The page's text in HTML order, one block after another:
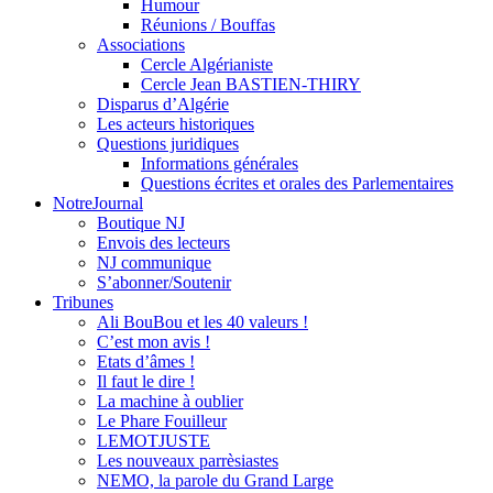
Humour
Réunions / Bouffas
Associations
Cercle Algérianiste
Cercle Jean BASTIEN-THIRY
Disparus d’Algérie
Les acteurs historiques
Questions juridiques
Informations générales
Questions écrites et orales des Parlementaires
NotreJournal
Boutique NJ
Envois des lecteurs
NJ communique
S’abonner/Soutenir
Tribunes
Ali BouBou et les 40 valeurs !
C’est mon avis !
Etats d’âmes !
Il faut le dire !
La machine à oublier
Le Phare Fouilleur
LEMOTJUSTE
Les nouveaux parrèsiastes
NEMO, la parole du Grand Large